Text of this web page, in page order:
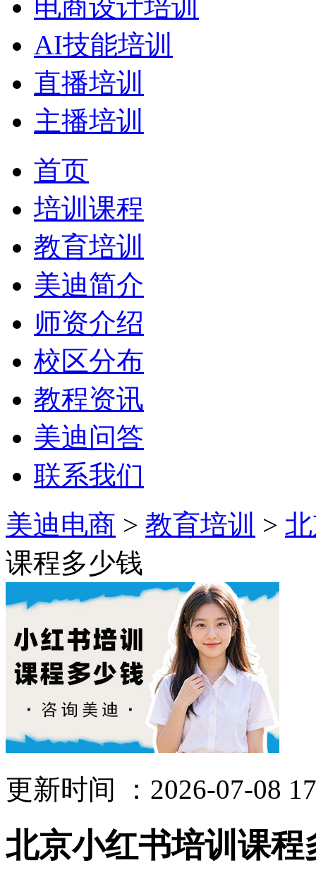
电商设计培训
AI技能培训
直播培训
主播培训
首页
培训课程
教育培训
美迪简介
师资介绍
校区分布
教程资讯
美迪问答
联系我们
美迪电商 > 教育培训 >
课程多少钱
更新时间 ：2026-07-08
北京小红书培训课程